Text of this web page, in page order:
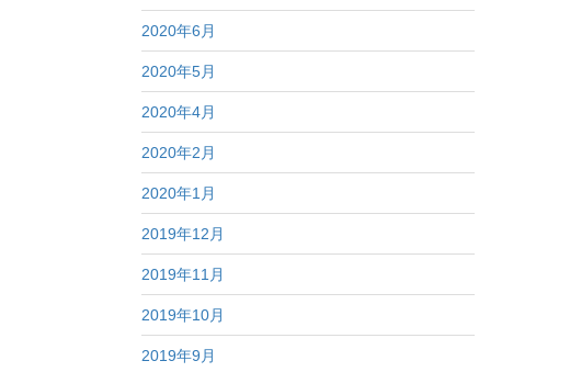
2020年6月
2020年5月
2020年4月
2020年2月
2020年1月
2019年12月
2019年11月
2019年10月
2019年9月